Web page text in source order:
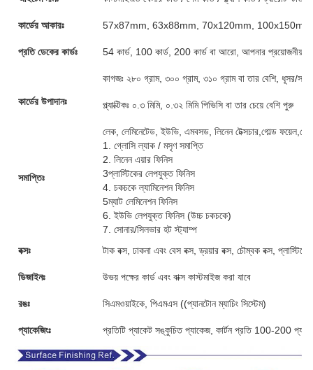
কার্ডের আকারঃ 57x87mm, 63x88mm, 70x120mm, 100x150mm
প্রতি ডেকের কার্ডঃ 54 কার্ড, 100 কার্ড, 200 কার্ড বা আরো, আপনার প্রয়োজনীয়তা
কার্ডের উপাদানঃ
কাগজঃ ২৮০ গ্রাম, ৩০০ গ্রাম, ৩১০ গ্রাম বা তার বেশি, ধূসর/
প্ল্যাক্টিকঃ ০.৩ মিমি, ০.৩২ মিমি পিভিসি বা তার চেয়ে বেশি পুরু
সমাপ্তিঃ
লেক, লেমিনেটেড, ইউভি, এমবসড, লিনেন টেক্সচার,গোল্ড
1. গ্লোসি ল্যাক / মসৃণ সমাপ্তি
2. লিনেন এয়ার ফিনিস
3প্লাস্টিকের লেপযুক্ত ফিনিস
4. চকচকে ল্যামিনেশন ফিনিস
5ম্যাট লেমিনেশন ফিনিস
6. ইউভি লেপযুক্ত ফিনিস (উচ্চ চকচকে)
7. সোনার/সিলভার হট স্ট্যাম্প
বক্সঃ
টাক বক্স, ঢাকনা এবং বেস বক্স, ড্রয়ার বক্স, চৌম্বক বক্স,
ডিজাইনঃ উভয় পক্ষের কার্ড এবং বাক্স কাস্টমাইজ করা যাবে
রঙঃ সিএমওয়াইকে, পিএমএস ((প্যানটোন ম্যাচিং সিস্টেম)
প্যাকেজিংঃ প্রতিটি প্যাকেট সঙ্কুচিত প্যাকেজ, কার্টন প্রতি 100-200